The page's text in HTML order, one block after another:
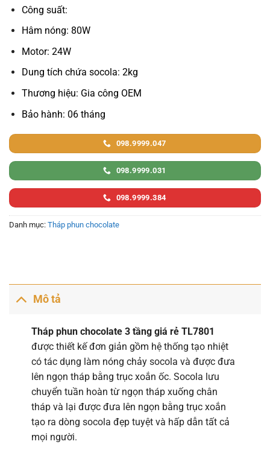
Công suất:
Hâm nóng: 80W
Motor: 24W
Dung tích chứa socola: 2kg
Thương hiệu: Gia công OEM
Bảo hành: 06 tháng
098.9999.047
098.9999.031
098.9999.384
Danh mục: Tháp phun chocolate
Mô tả
Tháp phun chocolate 3 tầng giá rẻ TL7801
được thiết kế đơn giản gồm hệ thống tạo nhiệt
có tác dụng làm nóng chảy socola và được đưa
lên ngọn tháp bằng trục xoắn ốc. Socola lưu
chuyển tuần hoàn từ ngọn tháp xuống chân
tháp và lại được đưa lên ngọn bằng trục xoắn
tạo ra dòng socola đẹp tuyệt và hấp dẫn tất cả
mọi người.